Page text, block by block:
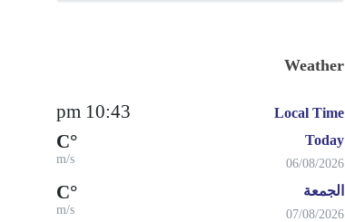
Weather
Local Time
10:43 pm
Today
06/08/2026
°C
m/s
الجمعة
07/08/2026
°C
m/s